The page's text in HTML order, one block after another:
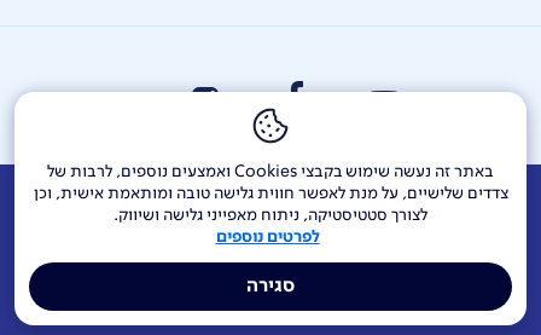
באתר זה נעשה שימוש בקבצי Cookies ואמצעים נוספים, לרבות של
צדדים שלישיים, על מנת לאפשר חווית גלישה טובה ומותאמת אישית, וכן
לצורך סטטיסטיקה, ניתוח מאפייני גלישה ושיווק.
לפרטים נוספים
סגירה
אודות דרושים צור קשר Investor Relations
הודעות חברה
מוקדי שירות ופניות ציבור
144 בזק בינלאומי
אתר הרכש